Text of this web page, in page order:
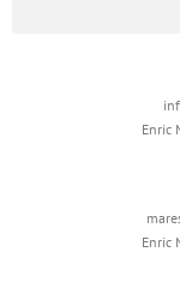
Enric
Enric